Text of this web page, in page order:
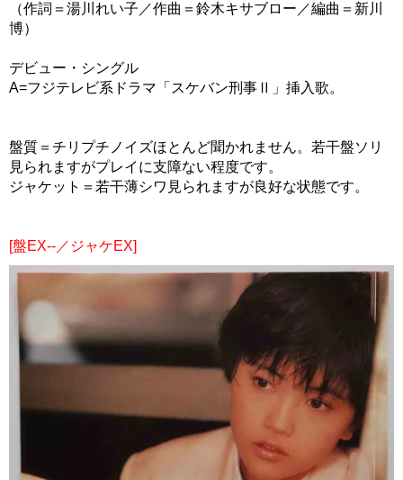
（作詞＝湯川れい子／作曲＝鈴木キサブロー／編曲＝新川
博）
デビュー・シングル
A=フジテレビ系ドラマ「スケバン刑事Ⅱ」挿入歌。
盤質＝チリプチノイズほとんど聞かれません。若干盤ソリ
見られますがプレイに支障ない程度です。
ジャケット＝若干薄シワ見られますが良好な状態です。
[盤EX--／ジャケEX]